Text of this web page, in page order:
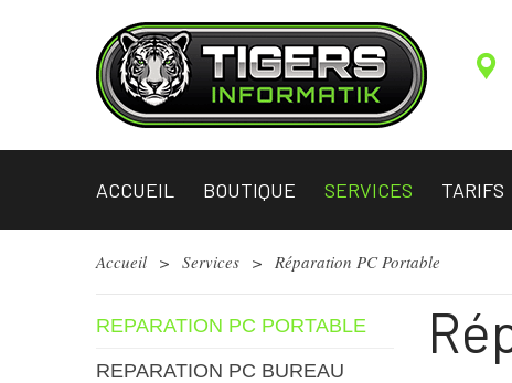
ACCUEIL BOUTIQUE SERVICES TARIFS
Accueil > Services > Réparation PC Portable
REPARATION PC PORTABLE
REPARATION PC BUREAU